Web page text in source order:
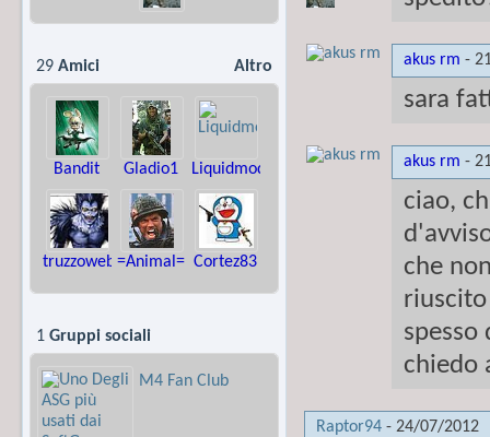
Altro
29 Amici
Bandit Gladio1 Liquidmod
truzzoweb =Animal= Cortez83
1 Gruppi sociali
M4 Fan Club
akus rm -
sara
akus rm -
ciao,
che
chiedo
Raptor94 - 24/07/2012